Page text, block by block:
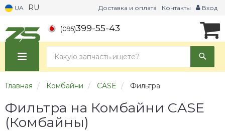
UA RU Доставка и оплата Контакты Вход
(095)399-55-43
Главная Комбайни CASE Фильтра
Фильтра на Комбайни CASE
(Комбайны)